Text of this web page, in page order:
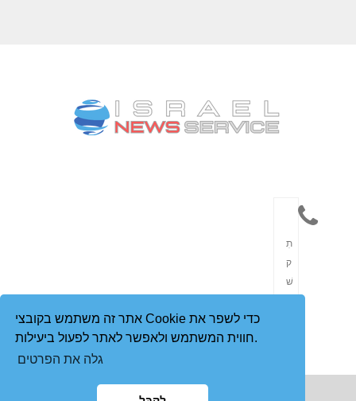
אתר זה משתמש בקובצי Cookie כדי לשפר את
חווית המשתמש ולאפשר לאתר לפעול ביעילות.
גלה את הפרטים
תִ
ק
שׁ